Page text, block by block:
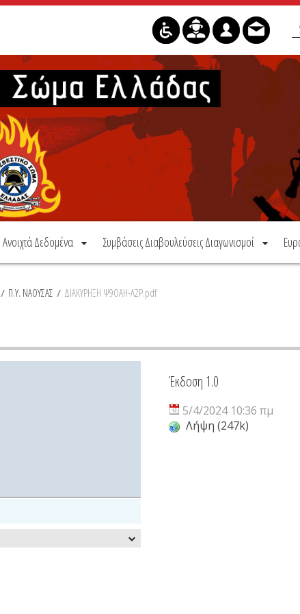
Ανοιχτά Δεδομένα Συμβάσεις Διαβουλεύσεις Διαγωνισμοί
/ Π.Υ. ΝΑΟΥΣΑΣ / ΔΙΑΚΥΡΗΞΗ Ψ9ΟΑΗ-Λ2Ρ.pdf
Έκδοση 1.0
5/4/2024 10:36 πμ
Λήψη (247k)